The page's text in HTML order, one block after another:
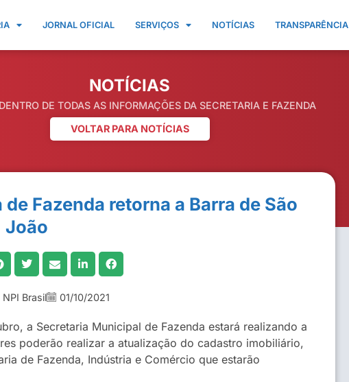
JORNAL OFICIAL SERVIÇOS NOTÍCIAS TRANSPARÊNCIA
NOTÍCIAS
DE TODAS AS INFORMAÇÕES DA SECRETARIA E FAZENDA
VOLTAR PARA NOTÍCIAS
Fazenda retorna a Barra de São
João
Brasil 01/10/2021
a Secretaria Municipal de Fazenda estará realizando a
poderão realizar a atualização do cadastro imobiliário,
de Fazenda, Indústria e Comércio que estarão